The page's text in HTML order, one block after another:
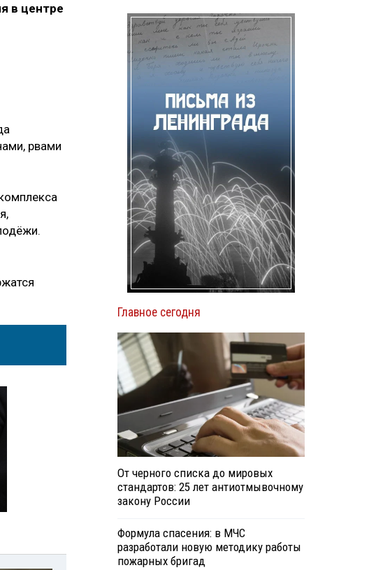
в центре
рвами
Главное сегодня
От черного списка до мировых
стандартов: 25 лет антиотмывочному
закону России
Формула спасения: в МЧС
разработали новую методику работы
пожарных бригад